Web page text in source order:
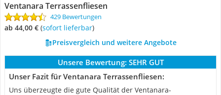
Ventanara Terrassenfliesen
429 Bewertungen
ab 44,00 € ( Sofort lieferbar)
Preisvergleich und weitere Angebote
Unsere Bewertung: SEHR GUT
Unser Fazit für Ventanara Terrassenfliesen:
Uns überzeugte die gute Qualität der Ventanara-